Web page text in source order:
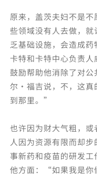
原来，盖茨夫妇不是
些领域没有人去做，
乏基础设施，会造成
卡特和卡特中心负责
鼓励帮助他消除了对
尔·福吉说，不，这真
到那里。”
也许因为财大气粗，
人因为资源有限而却
事新药和疫苗的研发
他方面：“如果我是你